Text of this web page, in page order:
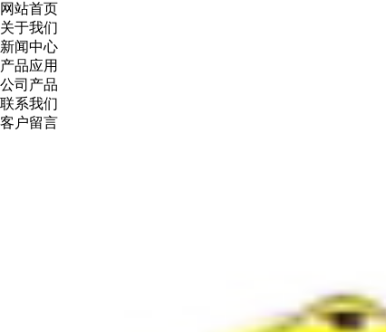
网站首页
关于我们
新闻中心
产品应用
公司产品
联系我们
客户留言